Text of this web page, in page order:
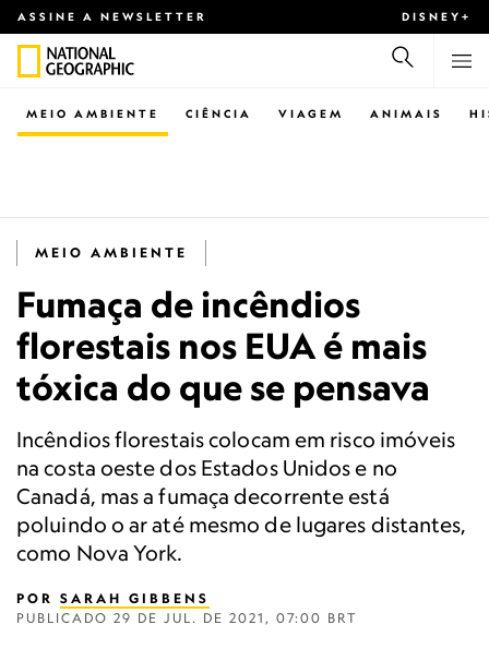
ASSINE A NEWSLETTER DISNEY+
CIÊNCIA VIAGEM ANIMAIS
MEIO AMBIENTE
MEIO AMBIENTE
Fumaça de incêndios
florestais nos EUA é mais
tóxica do que se pensava
Incêndios florestais colocam em risco imóveis
na costa oeste dos Estados Unidos e no
Canadá, mas a fumaça decorrente está
poluindo o ar até mesmo de lugares distantes,
como Nova York.
POR SARAH GIBBENS
PUBLICADO 29 DE JUL. DE 2021, 07:00 BRT